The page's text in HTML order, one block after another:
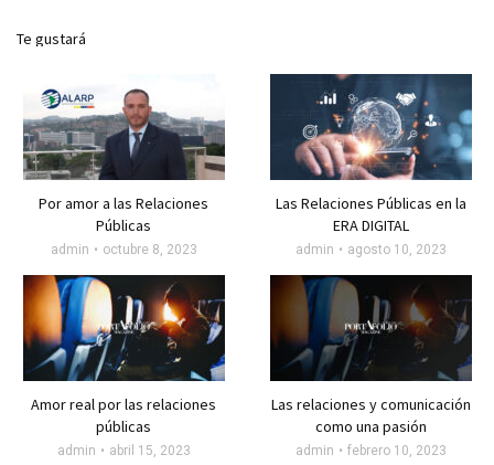
Te gustará
Por amor a las Relaciones
Públicas
admin octubre 8, 2023
Las Relaciones Públicas en la
ERA DIGITAL
admin agosto 10, 2023
Amor real por las relaciones
públicas
admin abril 15, 2023
Las relaciones y comunicación
como una pasión
admin febrero 10, 2023